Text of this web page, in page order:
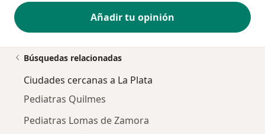
Añadir tu opinión
Búsquedas relacionadas
Ciudades cercanas a La Plata
Pediatras Quilmes
Pediatras Lomas de Zamora